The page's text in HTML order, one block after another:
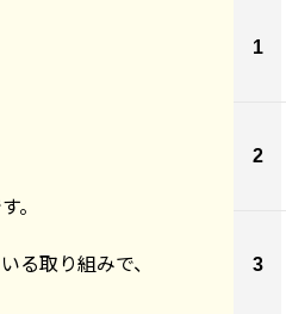
。
る取り組みで、
1
2
3